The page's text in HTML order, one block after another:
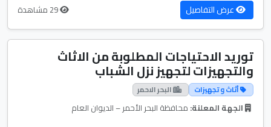
عرض التفاصيل
توريد الاحتياجات المطلوبة من الاثاث
والتجهيزات لتجهيز نزل الشباب
أثاث و تجهيزات البحر الاحمر
الجهة المعلنة: محافظة البحر الأحمر – الديوان العام